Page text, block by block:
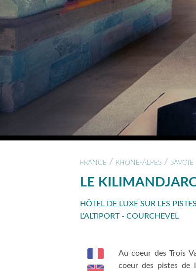
FRANCE / RHONE-ALPES / SAVOIE
LE
HÔTEL DE LUXE SUR LES
L'ALTIPORT - COURCHEVEL
Au coeur des Trois
coeur des pistes de